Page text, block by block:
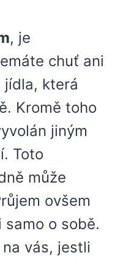
, je
chuť ani
jídla, která
Kromě toho
jiným
Toto
může
ovšem
samo o sobě.
vás, jestli